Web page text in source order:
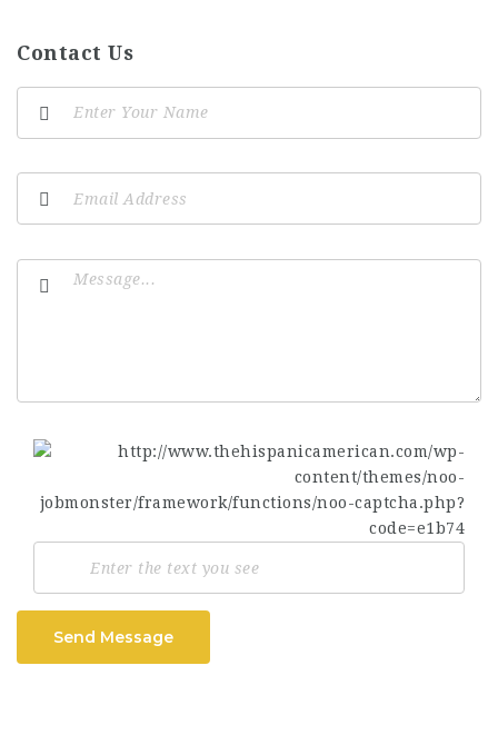
Contact Us
Send Message